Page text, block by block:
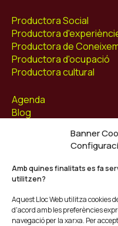
Banner
Amb quines finalitats es fa
utilitzen?
Aquest Lloc Web utilitza cookies
d'acord amb les preferències
navegació per la xarxa. Per
Productora Social
Productora
Productora de
Productora d'ocupació
Productora cultural
Agenda
Blog
Facebook
Instagram
Youtube
Twitter/X